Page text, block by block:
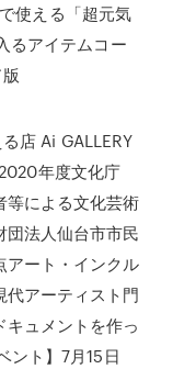
使える「超元気
るアイテムコー
店 Ai GALLERY
年度文化庁
等による文化芸術
法人仙台市市民
アート・インクル
アーティスト門
ュメントを作っ
ント】7月15日